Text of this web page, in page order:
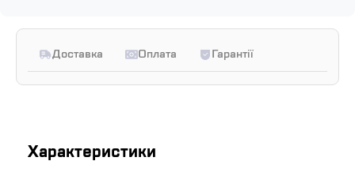
Доставка Оплата Гарантії
Характеристики